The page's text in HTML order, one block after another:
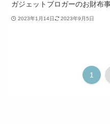
ガジェットブロガーのお財布
2023年1月14日 2023年9月5日
1